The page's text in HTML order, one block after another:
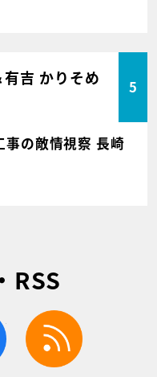
有吉 かりそめ
5
の敵情視察 長崎
RSS
facebook